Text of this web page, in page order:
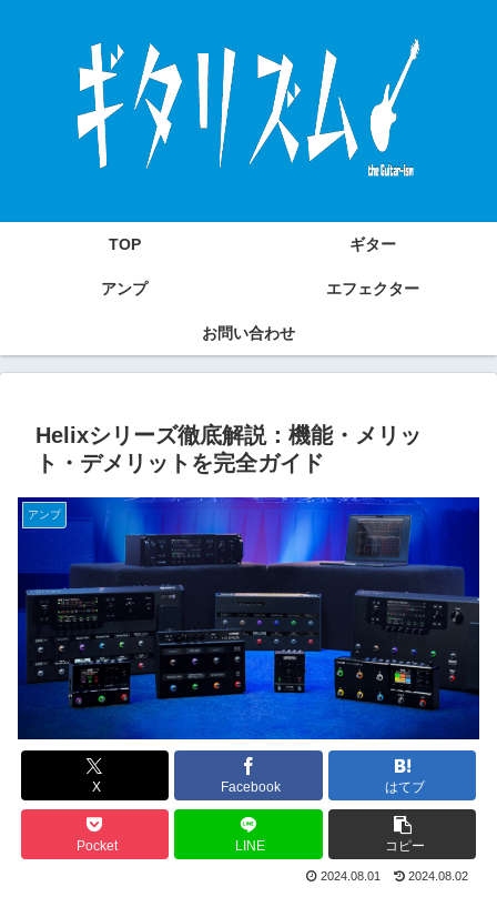
TOP ギター
アンプ エフェクター
お問い合わせ
Helixシリーズ徹底解説：機能・メリッ
ト・デメリットを完全ガイド
アンプ
X Facebook はてブ
Pocket LINE コピー
2024.08.01 2024.08.02